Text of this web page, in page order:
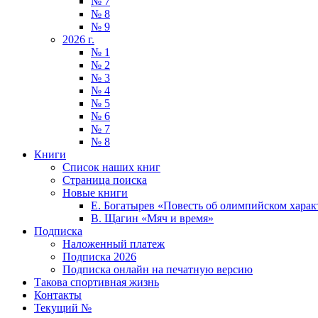
№ 8
№ 9
2026 г.
№ 1
№ 2
№ 3
№ 4
№ 5
№ 6
№ 7
№ 8
Книги
Список наших книг
Страница поиска
Новые книги
Е. Богатырев «Повесть об олимпийском
В. Щагин «Мяч и время»
Подписка
Наложенный платеж
Подписка 2026
Подписка онлайн на печатную версию
Такова спортивная жизнь
Контакты
Текущий №